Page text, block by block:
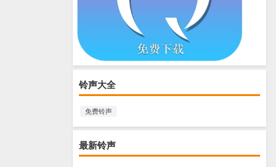
铃声大全
免费铃声
最新铃声